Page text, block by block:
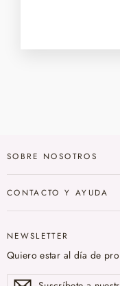
SOBRE NOSOTROS
CONTACTO Y AYUDA
NEWSLETTER
Quiero estar al día de
SuscríbeteSuscribir